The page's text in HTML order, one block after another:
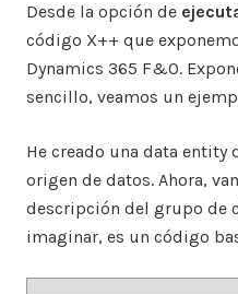
Desde la opción de
código X++ que
Dynamics 365 F&O.
sencillo, veamos un
He creado una data entity
origen de datos. Ahora,
descripción del grupo de
imaginar, es un código